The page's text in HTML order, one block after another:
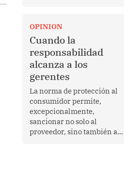
Más allá de su dimensión
religiosa, esta gira
representa una oportunidad
para reafirmar el valor del
diálogo, fortalecer los
vínculos entre los pueblos y
proyectar una imagen de
cooperación en una región
que enfrenta desafíos en
materia de desarrollo,
cohesión social y
gobernabilidad.
OPINION
Cuando la
responsabilidad
alcanza a los
gerentes
La norma de protección al
consumidor permite,
excepcionalmente,
sancionar no solo al
proveedor, sino también a